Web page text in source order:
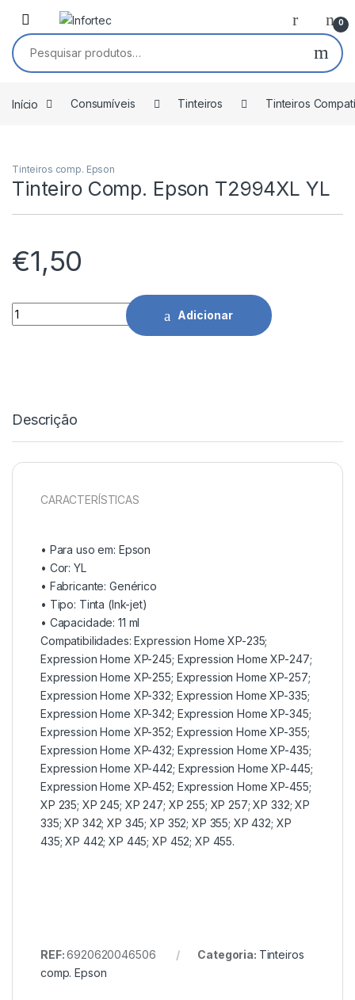
Saltar para navegação
Pular para o conteúdo
0
Pesquisar por:
Início Consumíveis Tinteiros Tinteiros
Tinteiros comp. Epson
Tinteiro Comp. Epson T2994XL YL
€1,50
Tinteiro Comp. Epson T2994XL YL quantidade
Adicionar
Descrição
CARACTERÍSTICAS
• Para uso em: Epson
• Cor: YL
• Fabricante:Genérico
• Tipo: Tinta (Ink-jet)
• Capacidade:11 ml
Compatibilidades: Expression Home XP-235;
Expression Home XP-245; Expression Home XP-247;
Expression Home XP-255; Expression Home XP-257;
Expression Home XP-332; Expression Home XP-335;
Expression Home XP-342; Expression Home XP-345;
Expression Home XP-352; Expression Home XP-355;
Expression Home XP-432; Expression Home XP-435;
Expression Home XP-442; Expression Home XP-445;
Expression Home XP-452; Expression Home XP-455;
XP 235; XP 245; XP 247; XP 255; XP 257; XP 332; XP
335; XP 342; XP 345; XP 352; XP 355; XP 432; XP
435; XP 442; XP 445; XP 452; XP 455.
REF:6920620046506 Categoria: Tinteiros
comp. Epson